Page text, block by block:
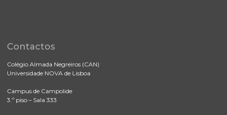
Contactos
Colégio Almada Negreiros (CAN)
Universidade NOVA de Lisboa
Campus de Campolide
3.º piso – Sala 333